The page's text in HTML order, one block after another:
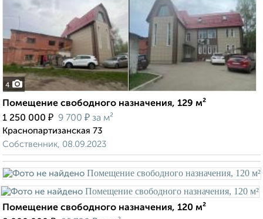
4
Помещение свободного назначения, 129 м²
1 250 000 ₽ 9 700 ₽ за м²
Краснопартизанская 73
Собственник, 08.09.2023
Помещение свободного назначения, 120 м²